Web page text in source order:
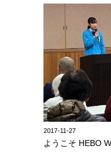
2017-11-27
ようこそ HEBO